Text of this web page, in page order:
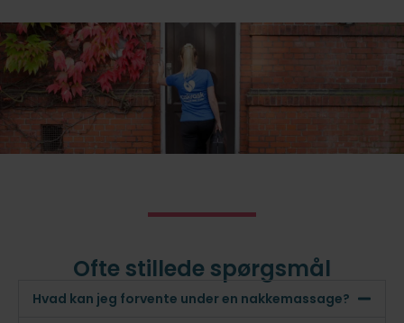
Ofte stillede spørgsmål
Hvad kan jeg forvente under en nakkemassage?